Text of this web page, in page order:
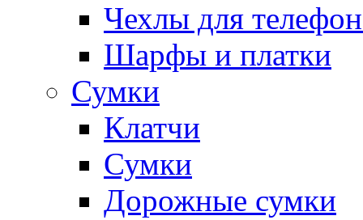
Чехлы для
Шарфы и платки
Сумки
Клатчи
Сумки
Дорожные сумки